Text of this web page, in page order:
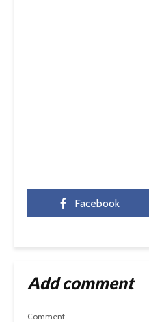
Facebook
Add comment
Comment